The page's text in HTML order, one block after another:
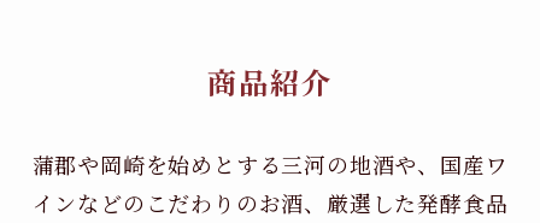
商品紹介
蒲郡や岡崎を始めとする三河の地酒や、国産ワ
インなどのこだわりのお酒、 厳選した発酵食品